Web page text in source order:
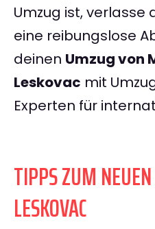
Umzug ist, verlasse
eine reibungslose
deinen Umzug von
Leskovac mit
Experten für
TIPPS ZUM
LESKOVAC